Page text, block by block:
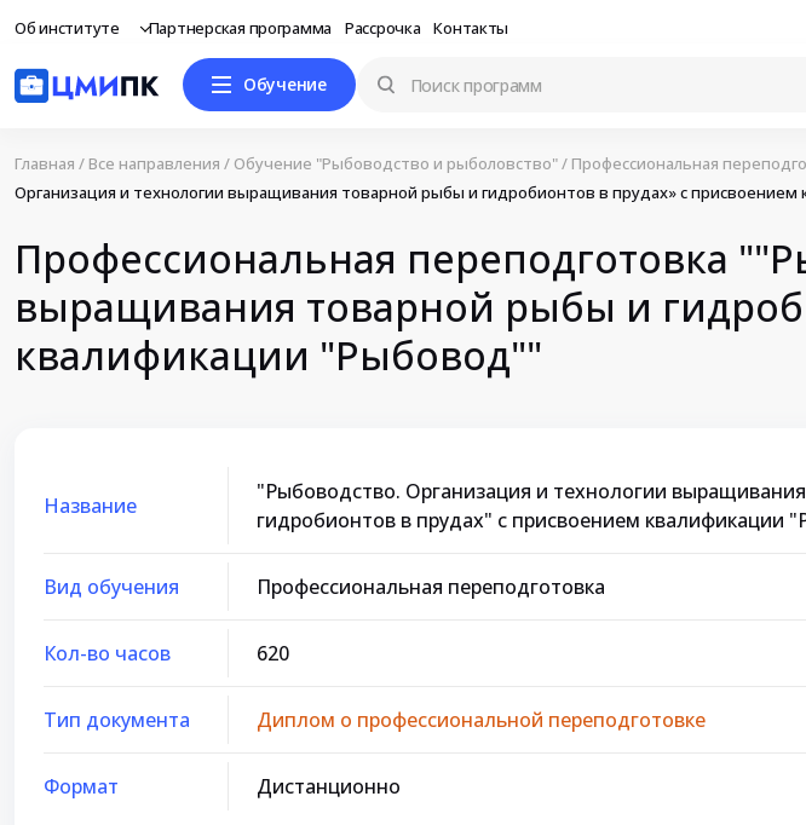
Об институте Партнерская программа Рассрочка Контакты
Обучение
Главная / Все направления / Обучение "Рыбоводство и рыболовство"/ Профессиональная
Организация и технологии выращивания товарной рыбы и гидробионтов в прудах» с
Профессиональная переподготовка
выращивания товарной рыбы и
квалификации "Рыбовод""
Название
"Рыбоводство. Организация и технологии
гидробионтов в прудах" с присвоением квалификации
Вид обучения Профессиональная переподготовка
Кол-во часов 620
Тип документа Диплом о профессиональной переподготовке
Формат Дистанционно